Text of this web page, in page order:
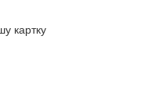
картку